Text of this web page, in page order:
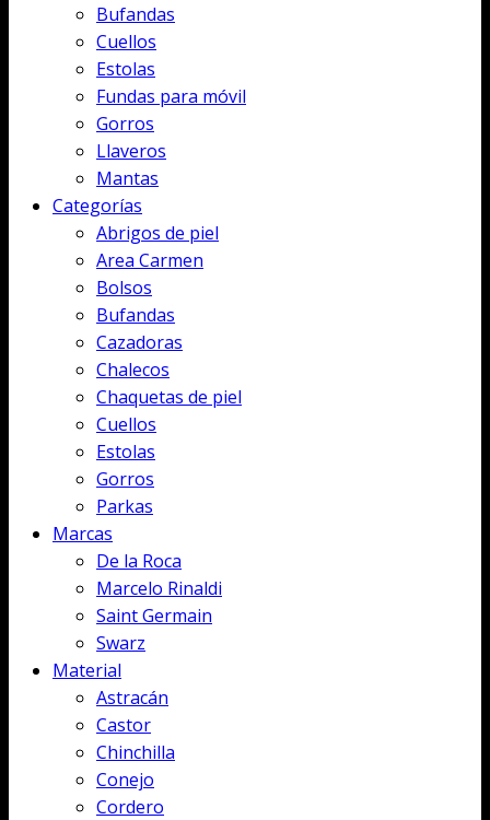
Bufandas
Cuellos
Estolas
Fundas para móvil
Gorros
Llaveros
Mantas
Categorías
Abrigos de piel
Area Carmen
Bolsos
Bufandas
Cazadoras
Chalecos
Chaquetas de piel
Cuellos
Estolas
Gorros
Parkas
Marcas
De la Roca
Marcelo Rinaldi
Saint Germain
Swarz
Material
Astracán
Castor
Chinchilla
Conejo
Cordero